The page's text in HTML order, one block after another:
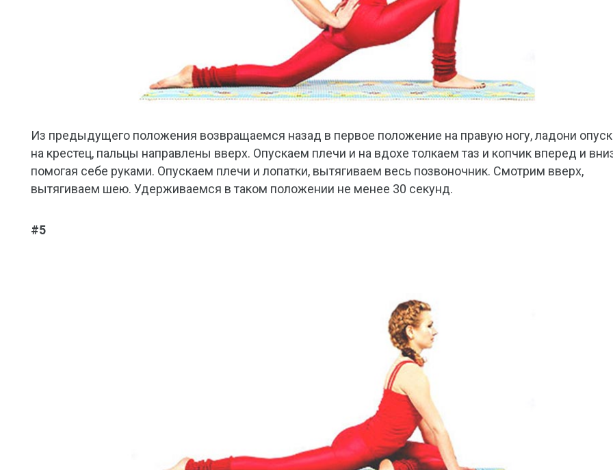
Из предыдущего положения возвращаемся назад в первое положение на правую ногу, ладони
на крестец, пальцы направлены вверх. Опускаем плечи и на вдохе толкаем таз и копчик вперед и
помогая себе руками. Опускаем плечи и лопатки, вытягиваем весь позвоночник. Смотрим вверх,
вытягиваем шею. Удерживаемся в таком положении не менее 30 секунд.
#5